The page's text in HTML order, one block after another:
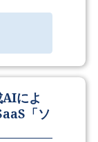
によ
「ソ